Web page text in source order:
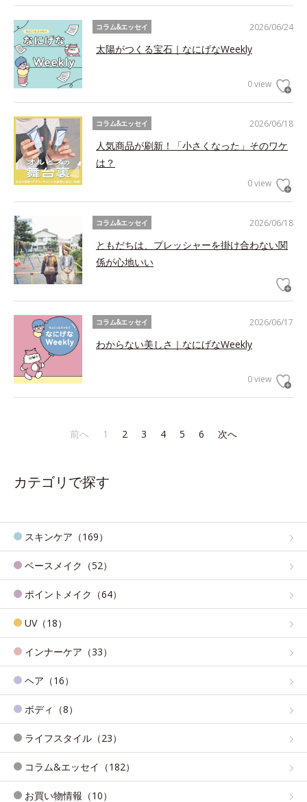
2026/06/24
コラム&エッセイ
太陽がつくる宝石｜なにげなWeekly
0 view
2026/06/18
コラム&エッセイ
人気商品が刷新！「小さくなった」そのワケ
は？
0 view
2026/06/18
コラム&エッセイ
ともだちは、プレッシャーを掛け合わない関
係が心地いい
2026/06/17
コラム&エッセイ
わからない美しさ｜なにげなWeekly
0 view
前へ 1 2 3 4 5 6 次へ
カテゴリで探す
スキンケア（169）
ベースメイク（52）
ポイントメイク（64）
UV（18）
インナーケア（33）
ヘア（16）
ボディ（8）
ライフスタイル（23）
コラム&エッセイ（182）
お買い物情報（10）